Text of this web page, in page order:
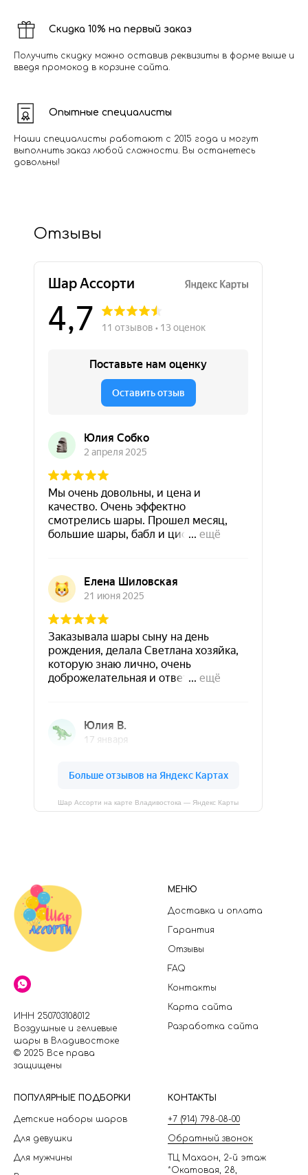
Скидка 10% на первый заказ
Получить скидку можно оставив реквизиты в форме выше и
введя промокод в корзине сайта.
Опытные специалисты
Наши специалисты работают с 2015 года и могут
выполнить заказ любой сложности. Вы останетесь
довольны!
Отзывы
Шар Ассорти на карте Владивостока — Яндекс Карты
ИНН 250703108012
Воздушные и гелиевые
шары в Владивостоке
© 2025 Все права
защищены
МЕНЮ
Доставка и оплата
Гарантия
Отзывы
FAQ
Контакты
Карта сайта
Разработка сайта
ПОПУЛЯРНЫЕ ПОДБОРКИ
Детские наборы шаров
Для девушки
Для мужчины
КОНТАКТЫ
+7 (914) 798-08-00
Обратный звонок
ТЦ Махаон, 2-й этаж
*Окатовая, 28,